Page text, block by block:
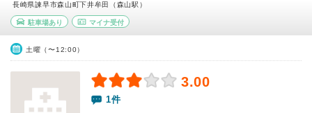
長崎県諫早市森山町下井牟田（森山駅）
駐車場あり マイナ受付
土曜（〜12:00）
3.00
1件